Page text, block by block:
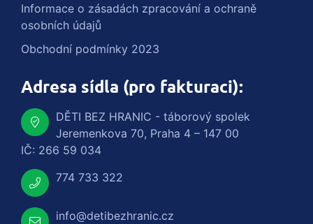
Informace o zásadách zpracování a ochraně
osobních údajů
Obchodní podmínky 2023
Adresa sídla (pro fakturaci):
DĚTI BEZ HRANIC - táborový spolek
Jeremenkova 70, Praha 4 – 147 00
IČ: 266 59 034
774 733 322
info@detibezhranic.cz